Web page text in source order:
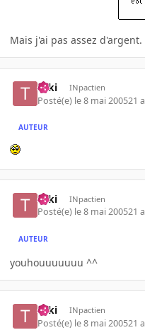
Mais j'ai pas assez d'argent.
Taki INpactien
Posté(e) le 8 mai 200521 a
AUTEUR
Taki INpactien
Posté(e) le 8 mai 200521 a
AUTEUR
youhouuuuuuu ^^
Taki INpactien
Posté(e) le 8 mai 200521 a